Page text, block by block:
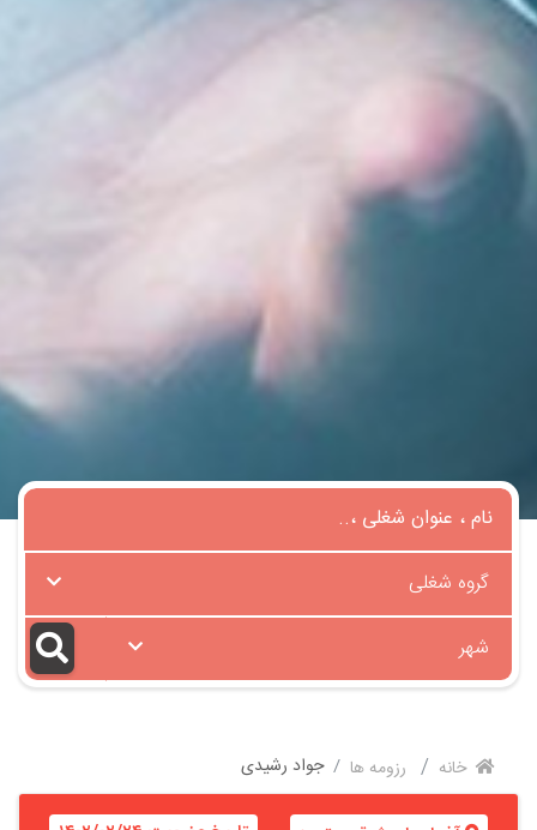
گروه شغلی
شهر
خانه رزومه ها جواد رشیدی